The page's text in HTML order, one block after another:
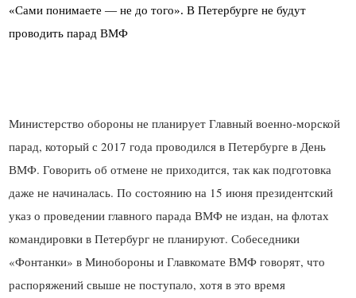
«Сами понимаете — не до того». В Петербурге не будут
Министерство обороны не планирует Главный военно-морской
парад, который с 2017 года проводился в Петербурге в День
ВМФ. Говорить об отмене не приходится, так как подготовка
даже не начиналась. По состоянию на 15 июня президентский
указ о проведении главного парада ВМФ не издан, на флотах
командировки в Петербург не планируют. Собеседники
«Фонтанки» в Минобороны и Главкомате ВМФ говорят, что
распоряжений свыше не поступало, хотя в это время